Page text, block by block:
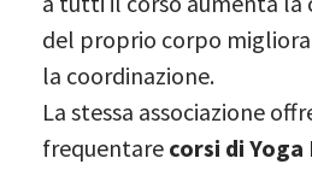
del proprio corpo
la coordinazione.
La stessa associazione
frequentare corsi di Yoga